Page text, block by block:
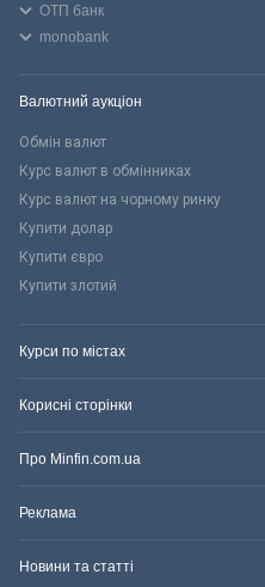
ОТП банк
monobank
Валютний аукціон
Обмін валют
Курс валют в обмінниках
Курс валют на чорному ринку
Купити долар
Купити євро
Купити злотий
Курси по містах
Корисні сторінки
Про Minfin.com.ua
Реклама
Новини та статті